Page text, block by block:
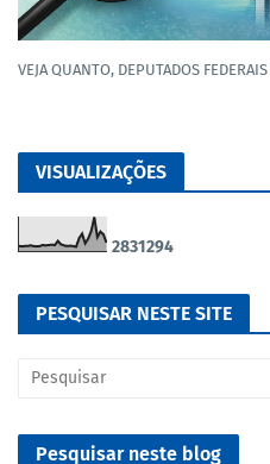
VEJA QUANTO, DEPUTADOS
VISUALIZAÇÕES
2831294
PESQUISAR NESTE SITE
Pesquisar neste blog